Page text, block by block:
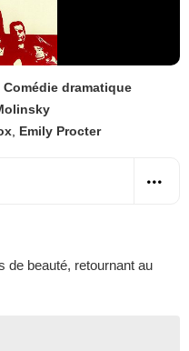
Comédie dramatique
Emily Procter
de beauté, retournant au